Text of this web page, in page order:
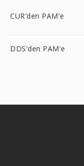
CUR'den PAM'e
DDS'den PAM'e